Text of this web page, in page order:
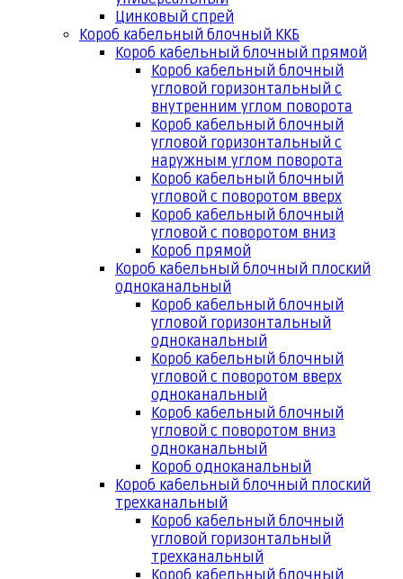
Цинковый спрей
Короб кабельный блочный ККБ
Короб кабельный блочный прямой
Короб кабельный блочный
угловой горизонтальный с
внутренним углом поворота
Короб кабельный блочный
угловой горизонтальный с
наружным углом поворота
Короб кабельный блочный
угловой с поворотом вверх
Короб кабельный блочный
угловой с поворотом вниз
Короб прямой
Короб кабельный блочный плоский
одноканальный
Короб кабельный блочный
угловой горизонтальный
одноканальный
Короб кабельный блочный
угловой с поворотом вверх
одноканальный
Короб кабельный блочный
угловой с поворотом вниз
одноканальный
Короб одноканальный
Короб кабельный блочный плоский
трехканальный
Короб кабельный блочный
угловой горизонтальный
трехканальный
Короб кабельный блочный